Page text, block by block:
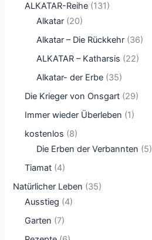
ALKATAR-Reihe (131)
Alkatar (20)
Alkatar – Die Rückkehr (36)
ALKATAR – Katharsis (22)
Alkatar- der Erbe (35)
Die Krieger von Onsgart (29)
Immer wieder Überleben (1)
kostenlos (8)
Die Erben der Verbannten (5)
Tiamat (4)
Natürlicher Leben (35)
Ausstieg (4)
Garten (7)